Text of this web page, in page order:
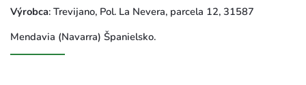
Výrobca: Trevijano, Pol. La Nevera, parcela 12, 31587
Mendavia (Navarra) Španielsko.